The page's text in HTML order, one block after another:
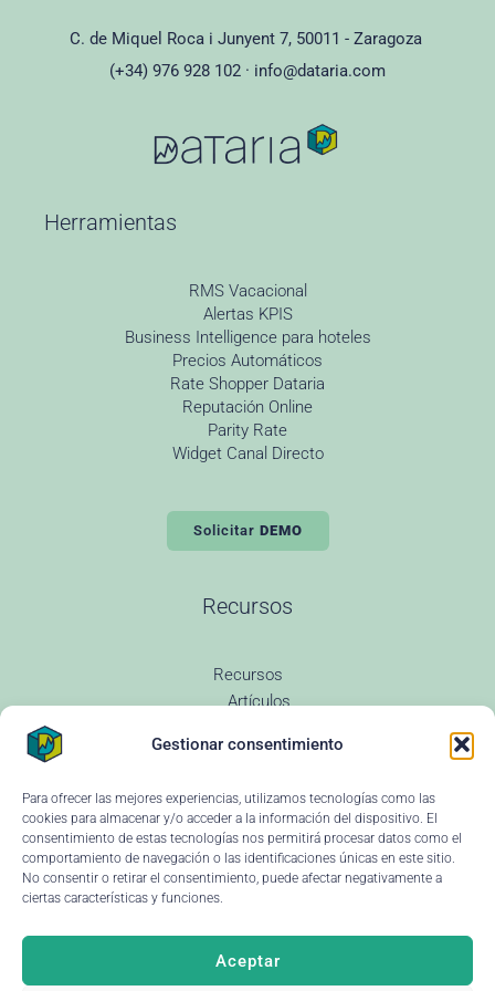
Gestionar consentimiento
Para ofrecer las mejores experiencias, utilizamos tecnologías como las
cookies para almacenar y/o acceder a la información del dispositivo. El
consentimiento de estas tecnologías nos permitirá procesar datos como el
comportamiento de navegación o las identificaciones únicas en este sitio.
No consentir o retirar el consentimiento, puede afectar negativamente a
ciertas características y funciones.
Aceptar
C. de Miquel Roca i Junyent 7, 50011 - Zaragoza
(+34) 976 928 102 · info@dataria.com
Herramientas
RMS Vacacional
Alertas KPIS
Business Intelligence para hoteles
Precios Automáticos
Rate Shopper Dataria
Reputación Online
Parity Rate
Widget Canal Directo
Solicitar DEMO
Recursos
Recursos
Artículos
Revenue Management
Glosario Revenue
Preguntas Frecuentes
Changelog
Instituciones educativas
Ayuda y soporte